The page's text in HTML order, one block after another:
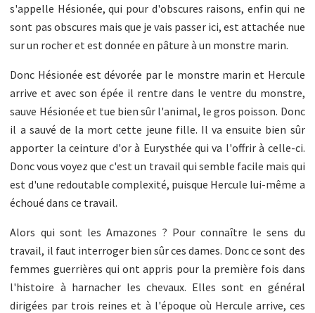
s'appelle Hésionée, qui pour d'obscures raisons, enfin qui ne
sont pas obscures mais que je vais passer ici, est attachée nue
sur un rocher et est donnée en pâture à un monstre marin.
Donc Hésionée est dévorée par le monstre marin et Hercule
arrive et avec son épée il rentre dans le ventre du monstre,
sauve Hésionée et tue bien sûr l'animal, le gros poisson. Donc
il a sauvé de la mort cette jeune fille. Il va ensuite bien sûr
apporter la ceinture d'or à Eurysthée qui va l'offrir à celle-ci.
Donc vous voyez que c'est un travail qui semble facile mais qui
est d'une redoutable complexité, puisque Hercule lui-même a
échoué dans ce travail.
Alors qui sont les Amazones ? Pour connaître le sens du
travail, il faut interroger bien sûr ces dames. Donc ce sont des
femmes guerrières qui ont appris pour la première fois dans
l'histoire à harnacher les chevaux. Elles sont en général
dirigées par trois reines et à l'époque où Hercule arrive, ces